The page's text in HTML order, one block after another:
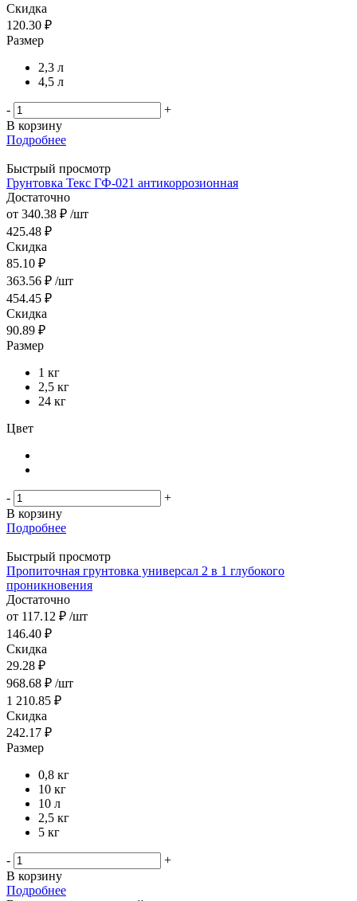
Скидка
120.30 ₽
Размер
2,3 л
4,5 л
-
+
В корзину
Подробнее
Быстрый просмотр
Грунтовка Текс ГФ-021 антикоррозионная
Достаточно
от 340.38 ₽ /шт
425.48 ₽
Скидка
85.10 ₽
363.56 ₽ /шт
454.45 ₽
Скидка
90.89 ₽
Размер
1 кг
2,5 кг
24 кг
Цвет
-
+
В корзину
Подробнее
Быстрый просмотр
Пропиточная грунтовка универсал 2 в 1 глубокого
проникновения
Достаточно
от 117.12 ₽ /шт
146.40 ₽
Скидка
29.28 ₽
968.68 ₽ /шт
1 210.85 ₽
Скидка
242.17 ₽
Размер
0,8 кг
10 кг
10 л
2,5 кг
5 кг
-
+
В корзину
Подробнее